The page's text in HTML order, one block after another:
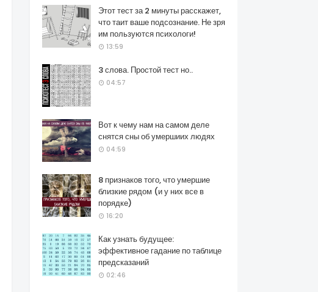
Этот тест за 2 минуты расскажет,
что таит ваше подсознание. Не зря
им пользуются психологи!
13:59
3 слова. Простой тест но..
04:57
Вот к чему нам на самом деле
снятся сны об умершиих людях
04:59
8 признаков того, что умершие
близкие рядом (и у них все в
порядке)
16:20
Как узнать будущее:
эффективное гадание по таблице
предсказаний
02:46